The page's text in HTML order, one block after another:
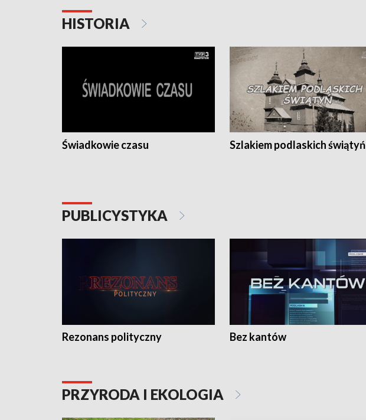
HISTORIA
Świadkowie czasu Szlakiem podlaskich świątyń
PUBLICYSTYKA
Rezonans polityczny Bez kantów
PRZYRODA I EKOLOGIA